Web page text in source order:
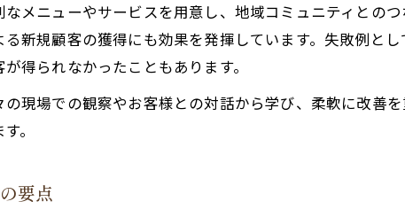
居酒屋運営で大切な地元文化の理解と尊重
地元住民の声を活かす居酒屋づくりの始め方
居酒屋が地元に根付くためのリサーチ方法
メニューやサービスを用意し、地域コミュニティとの
新規顧客の獲得にも効果を発揮しています。失敗例と
得られなかったこともあります。
現場での観察やお客様との対話から学び、柔軟に改善
。
要点